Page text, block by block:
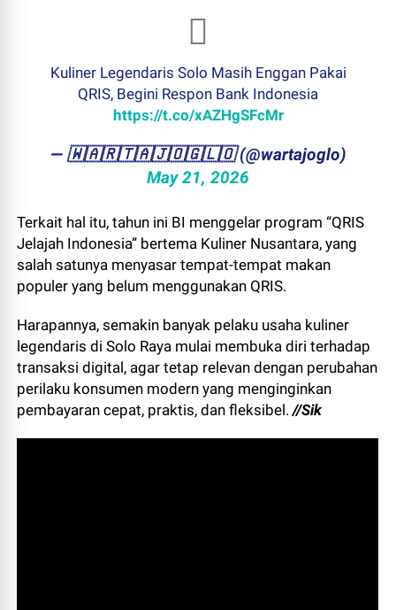
Kuliner Legendaris Solo Masih Enggan Pakai
QRIS, Begini Respon Bank Indonesia
https://t.co/xAZHgSFcMr
— ​🇼​​🇦​​🇷​​🇹​​🇦​​🇯​​🇴​​🇬​​🇱​​🇴 (@wartajoglo)
May 21, 2026
Terkait hal itu, tahun ini BI menggelar program “QRIS
Jelajah Indonesia” bertema Kuliner Nusantara, yang
salah satunya menyasar tempat-tempat makan
populer yang belum menggunakan QRIS.
Harapannya, semakin banyak pelaku usaha kuliner
legendaris di Solo Raya mulai membuka diri terhadap
transaksi digital, agar tetap relevan dengan perubahan
perilaku konsumen modern yang menginginkan
pembayaran cepat, praktis, dan fleksibel. //Sik